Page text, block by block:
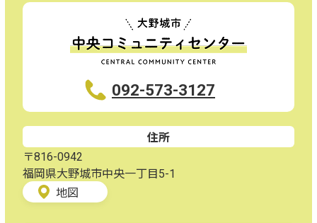
092-573-3127
住所
〒816-0942
福岡県大野城市中央一丁目5-1
地図